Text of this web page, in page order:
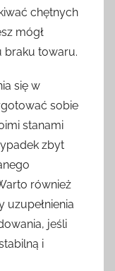
chętnych
mógł
braku towaru.
się w
sobie
stanami
zbyt
również
jeśli
i